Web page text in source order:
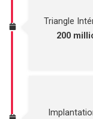
Triangle
200